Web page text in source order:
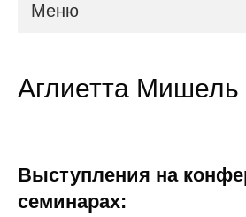
Меню
Научные подразделения
Аглиетта Мишель
Выступления на
семинарах: